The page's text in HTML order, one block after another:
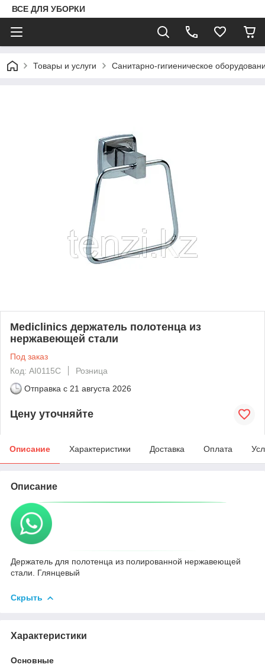
ВСЕ ДЛЯ УБОРКИ
Товары и услуги Санитарно-гигиеническое
Mediclinics держатель полотенца из
нержавеющей стали
Под заказ
Код: AI0115C
Розница
Отправка с 21 августа 2026
Цену уточняйте
Описание Характеристики Доставка Оплата
Описание
Держатель для полотенца из полированной нержавеющей
стали. Глянцевый
Скрыть
Характеристики
Основные